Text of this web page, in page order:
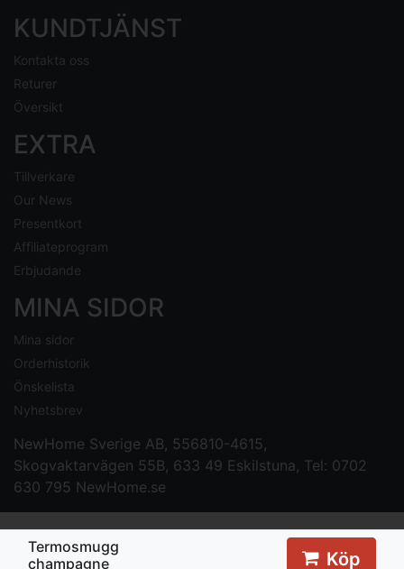
Termosmugg
champagne
Köp
KUNDTJÄNST
Kontakta oss
Returer
Översikt
EXTRA
Tillverkare
Our News
Presentkort
Affiliateprogram
Erbjudande
MINA SIDOR
Mina sidor
Orderhistorik
Önskelista
Nyhetsbrev
NewHome Sverige AB, 556810-4615,
Skogvaktarvägen 55B, 633 49 Eskilstuna, Tel: 0702
630 795 NewHome.se